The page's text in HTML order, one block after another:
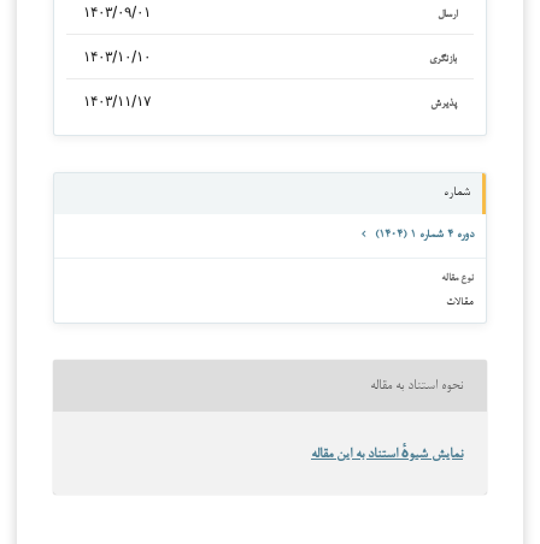
ارسال ۱۴۰۳/۰۹/۰۱
بازنگری ۱۴۰۳/۱۰/۱۰
پذیرش ۱۴۰۳/۱۱/۱۷
شماره
دوره ۴ شماره ۱ (۱۴۰۴)
نوع مقاله
مقالات
نحوه استناد به مقاله
نمایش شیوهٔ استناد به این مقاله